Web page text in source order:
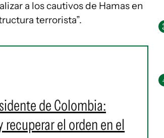
a los cautivos de Hamas en
terrorista”.
de Colombia:
el orden en el